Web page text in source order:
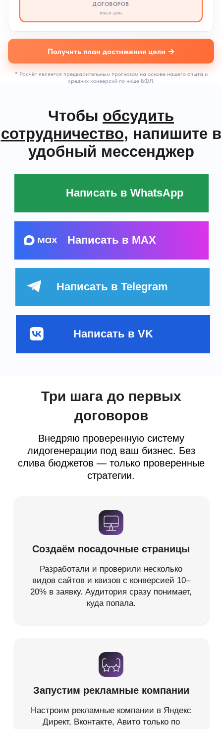
ДОГОВОРОВ
ваша цель
Получить план достижения цели →
* Расчёт является предварительным прогнозом на основе нашего опыта и
средних конверсий по нише БФЛ.
видов сайтов и квизов с конверсией 10–
20% в заявку. Аудитория сразу понимает,
куда попала.
Внедряю проверенную систему
лидогенерации под ваш бизнес. Без
слива бюджетов — только проверенные
стратегии.
Запустим рекламные компании
Вы получаете клиентов!
систему, либо в чат телеграм. Чтобы
звонить и закрывать лиды на договор.
заявку, и ждут вашего звонка. Никаких
перепродаж — заявки на 100% ваши.
Прозрачная аналитика
Видите все цифры: стоимость заявки,
Быстрый старт — 3 дня
Не нужно ждать месяц. После
согласования условий первые заявки
поступают уже через 3 рабочих дня.
Почему со мной выгодно
работать
Не продаю чужие базы — строю ваш
работает на вас